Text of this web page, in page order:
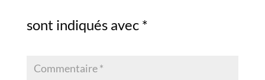
sont indiqués avec *